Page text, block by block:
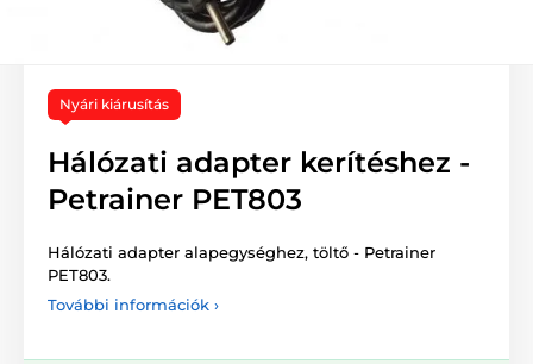
Nyári kiárusítás
Hálózati adapter kerítéshez -
Petrainer PET803
Hálózati adapter alapegységhez, töltő - Petrainer
PET803.
További információk ›